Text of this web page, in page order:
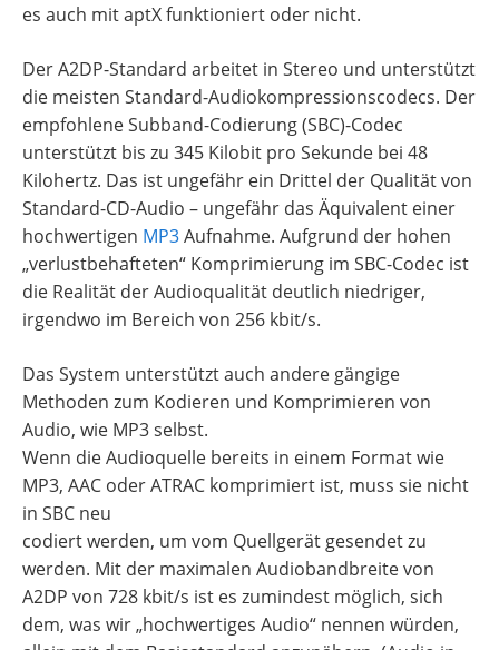
es auch mit aptX funktioniert oder nicht.
Der A2DP-Standard arbeitet in Stereo und unterstützt
die meisten Standard-Audiokompressionscodecs. Der
empfohlene Subband-Codierung (SBC)-Codec
unterstützt bis zu 345 Kilobit pro Sekunde bei 48
Kilohertz. Das ist ungefähr ein Drittel der Qualität von
Standard-CD-Audio – ungefähr das Äquivalent einer
hochwertigen MP3Aufnahme. Aufgrund der hohen
„verlustbehafteten“ Komprimierung im SBC-Codec ist
die Realität der Audioqualität deutlich niedriger,
irgendwo im Bereich von 256 kbit/s.
Das System unterstützt auch andere gängige
Methoden zum Kodieren und Komprimieren von
Audio, wie MP3 selbst.
Wenn die Audioquelle bereits in einem Format wie
MP3, AAC oder ATRAC komprimiert ist, muss sie nicht
in SBC neu
codiert werden, um vom Quellgerät gesendet zu
werden. Mit der maximalen Audiobandbreite von
A2DP von 728 kbit/s ist es zumindest möglich, sich
dem, was wir „hochwertiges Audio“ nennen würden,